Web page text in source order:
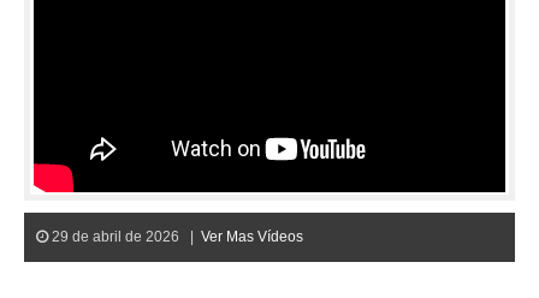
29 de abril de 2026 | Ver Mas Vídeos